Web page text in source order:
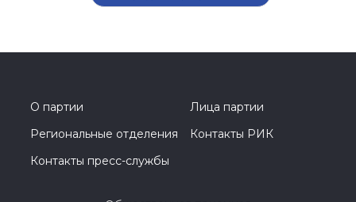
О партии
Лица партии
Региональные отделения
Контакты РИК
Контакты пресс-службы